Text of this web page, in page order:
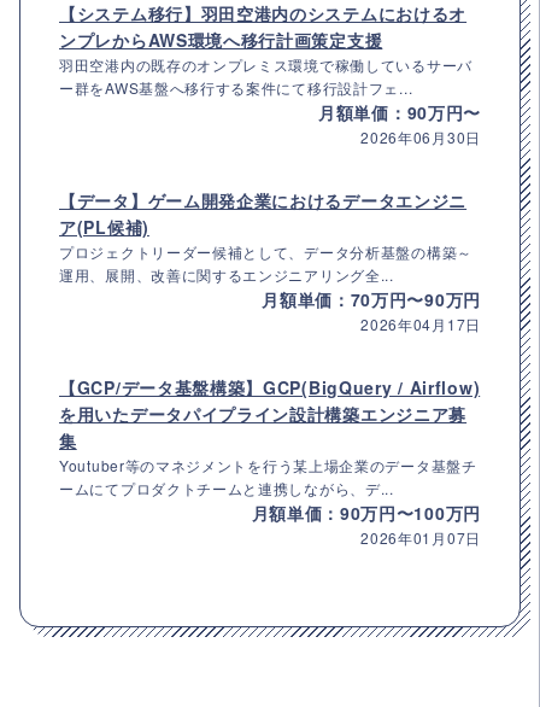
【システム移行】羽田空港内のシステムにおけるオ
ンプレからAWS環境へ移行計画策定支援
羽田空港内の既存のオンプレミス環境で稼働しているサーバ
ー群をAWS基盤へ移行する案件にて移行設計フェ...
月額単価：90万円〜
2026年06月30日
【データ】ゲーム開発企業におけるデータエンジニ
ア(PL候補)
プロジェクトリーダー候補として、データ分析基盤の構築～
運用、展開、改善に関するエンジニアリング全...
月額単価：70万円〜90万円
2026年04月17日
【GCP/データ基盤構築】GCP(BigQuery / Airflow)
を用いたデータパイプライン設計構築エンジニア募
集
Youtuber等のマネジメントを行う某上場企業のデータ基盤チ
ームにてプロダクトチームと連携しながら、デ...
月額単価：90万円〜100万円
2026年01月07日